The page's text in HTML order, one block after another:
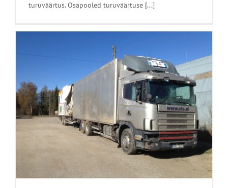
turuväärtus. Osapooled turuväärtuse [...]